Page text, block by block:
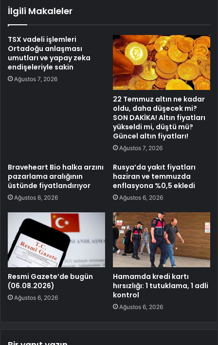
İlgili Makaleler
TSX vadeli işlemleri
Ortadoğu anlaşması
umutları ve yapay zeka
endişeleriyle sakin
Ağustos 7, 2026
22 Temmuz altın ne kadar
oldu, daha düşecek mi?
SON DAKİKA! Altın fiyatları
yükseldi mi, düştü mü?
Güncel altın fiyatları!
Ağustos 7, 2026
Braveheart Bio halka arzını
pazarlama aralığının
üstünde fiyatlandırıyor
Ağustos 6, 2026
Rusya’da yakıt fiyatları
haziran ve temmuzda
enflasyona %0,5 ekledi
Ağustos 6, 2026
Resmi Gazete’de bugün
(06.08.2026)
Ağustos 6, 2026
Hamamda kredi kartı
hırsızlığı: 1 tutuklama, 1 adli
kontrol
Ağustos 6, 2026